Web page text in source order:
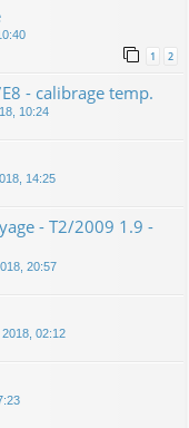
1 2
- calibrage temp.
10:24
14:25
- T2/2009 1.9 -
20:57
02:12